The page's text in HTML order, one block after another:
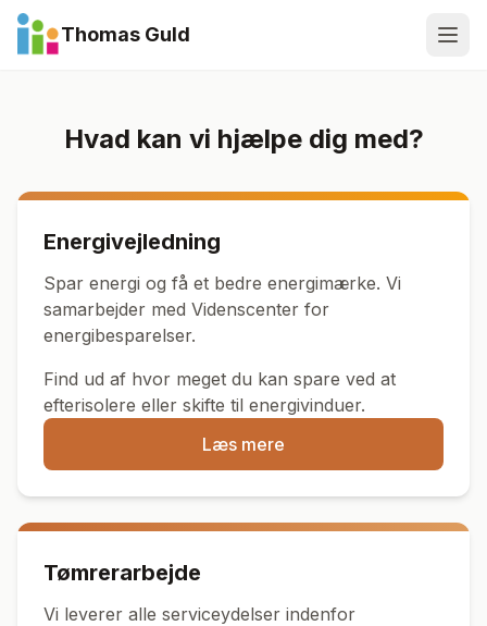
Spring til indhold
Thomas Guld
for håndværk
Hvad kan vi hjælpe dig med?
Energivejledning
Spar energi og få et bedre energimærke. Vi
samarbejder med Videnscenter for
energibesparelser.
Find ud af hvor meget du kan spare ved at
efterisolere eller skifte til energivinduer.
Læs mere
Tømrerarbejde
Vi leverer alle serviceydelser indenfor